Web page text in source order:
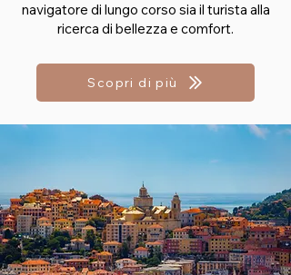
navigatore di lungo corso sia il turista alla
ricerca di bellezza e comfort.
Scopri di più